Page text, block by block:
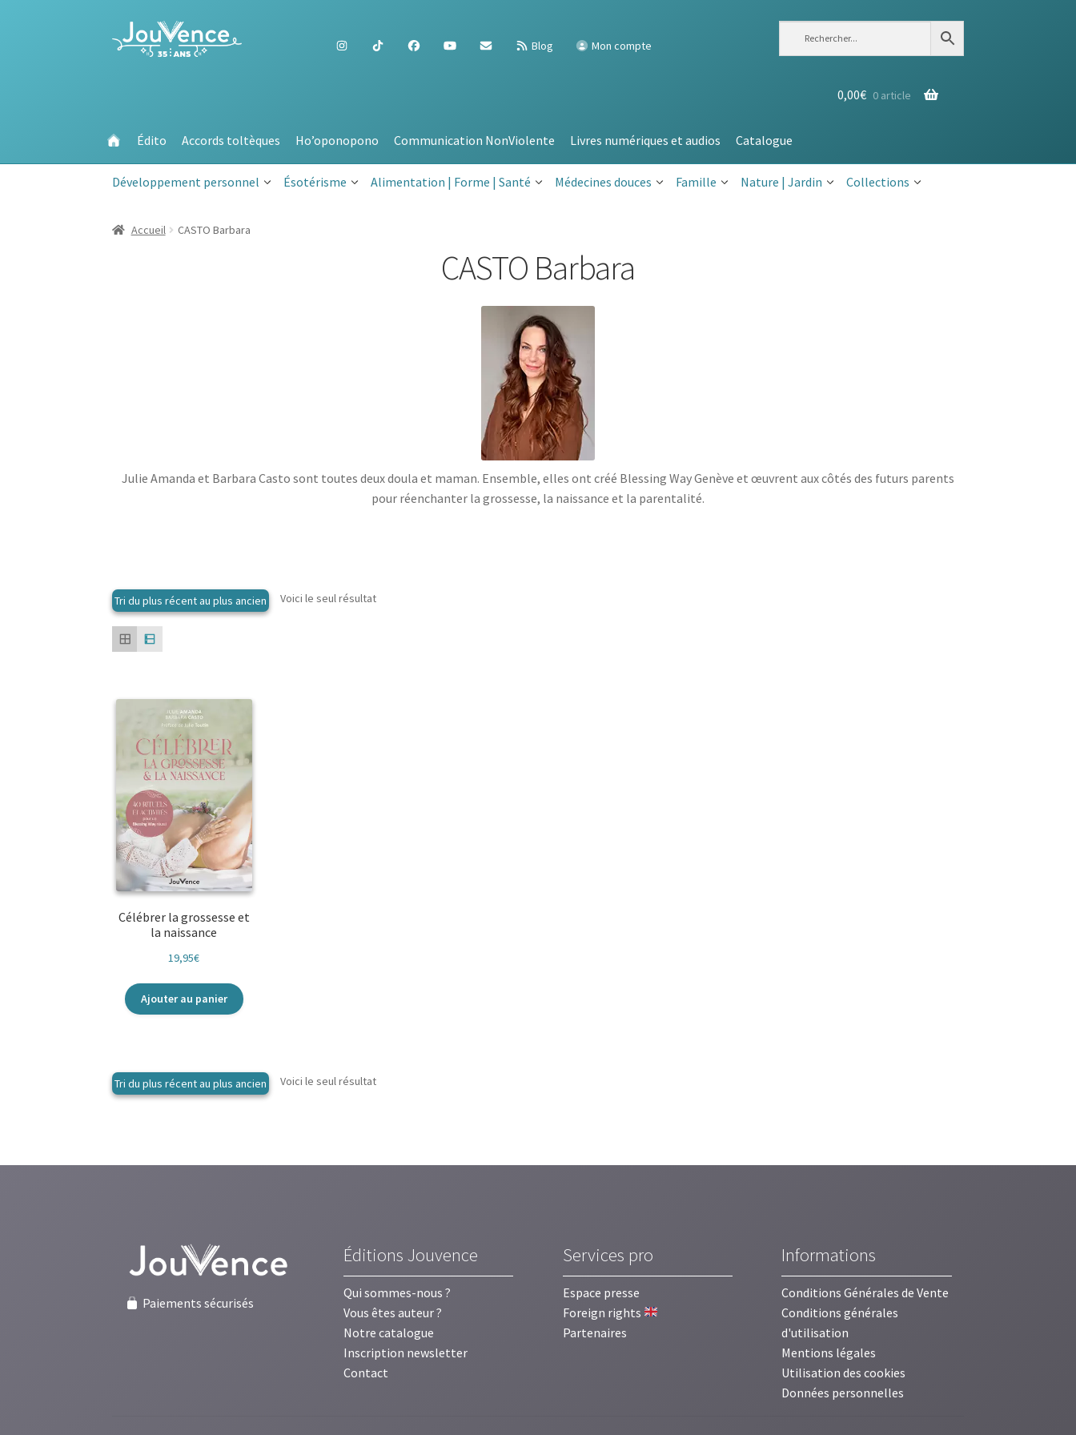
Aller
à
Aller
au
Blog Mon compte
0,00€ 0 article
Édito Accords toltèques Ho’oponopono Communication NonViolente Livres numériques et audios Catalogue
Développement personnel Ésotérisme Alimentation | Forme | Santé Médecines douces Famille Nature | Jardin Collections
Accueil CASTO Barbara
CASTO Barbara
Julie Amanda et Barbara Casto sont toutes deux doula et maman. Ensemble, elles ont créé Blessing Way Genève et œuvrent aux côtés des futurs parents
pour réenchanter la grossesse, la naissance et la parentalité.
Voici le seul résultat
Célébrer la grossesse et
la naissance
19,95€
Ajouter au panier
Voici le seul résultat
Paiements sécurisés
Éditions Jouvence
Qui sommes-nous ?
Vous êtes auteur ?
Notre catalogue
Inscription newsletter
Contact
Services pro
Espace presse
Foreign rights
Partenaires
Informations
Conditions Générales de Vente
Conditions générales
d'utilisation
Mentions légales
Utilisation des cookies
Données personnelles